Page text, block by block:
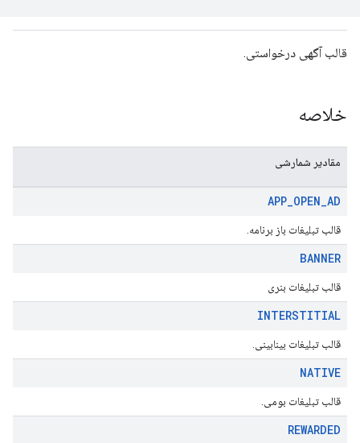
قالب آگهی درخواستی.
خلاصه
مقادیر شمارشی
APP_OPEN_AD
قالب تبلیغات باز برنامه.
BANNER
قالب تبلیغات بنری
INTERSTITIAL
قالب تبلیغات بینابینی.
NATIVE
قالب تبلیغات بومی.
REWARDED